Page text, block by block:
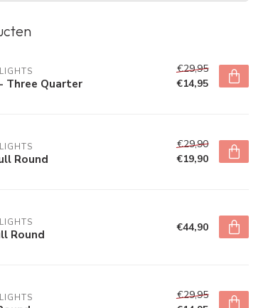
Three Quarter
€29,95
€14,95
Round
€29,90
€19,90
Round €44,90
€29,95